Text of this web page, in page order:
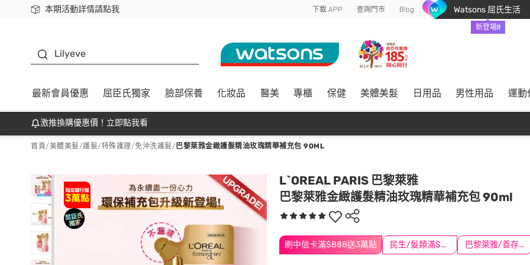
本期活動詳情請點我
下載app最高回饋$350 下載 APP 查詢門市 Blog Watsons 屈氏生活
新登場!!
Lilyeve
最新會員優惠 屈臣氏獨家 臉部保養 化妝品 醫美 專櫃 保健 美體美髮 日用品 男性用品 運動
激推換購優惠價！立即點我看
首頁/美體美髮/護髮/特殊護理/免沖洗護髮/巴黎萊雅金緻護髮精油玫瑰精華補充包 90ML
L`OREAL PARIS 巴黎萊雅
巴黎萊雅金緻護髮精油玫瑰精華補充包 90ml
刷中信卡滿$888送3萬點 民生/髮類滿$388送舒潔冰巾 巴黎萊雅/善存/挺立/克補滿$1588折$100